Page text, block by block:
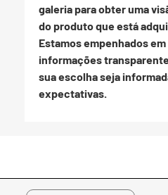
galeria para obter uma
do produto que está
Estamos empenhados
informações
sua escolha seja
expectativas.